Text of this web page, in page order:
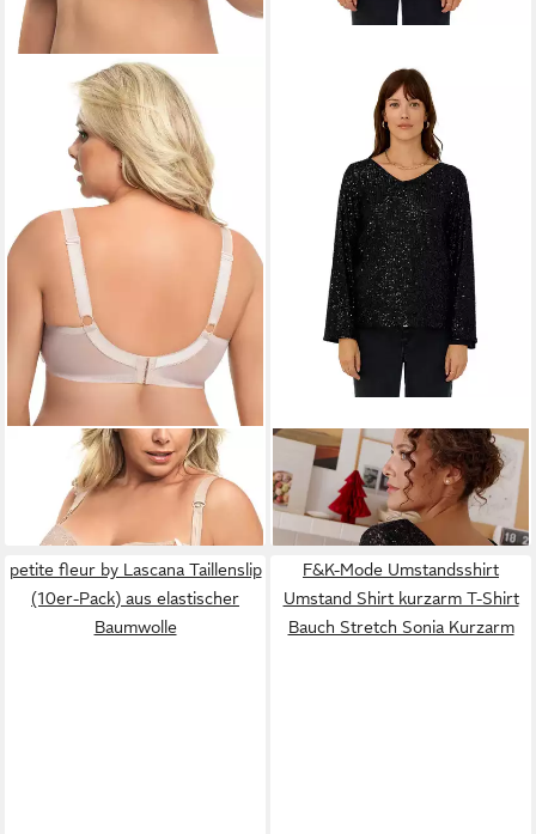
GORSENIA Still-BH MK14
Mey (1-tlg)
147,99 €
VERTBAUDET
Umstandsbluse
40,99 €
petite fleur by Lascana Taillenslip
(10er-Pack) aus elastischer
Baumwolle
F&K-Mode Umstandsshirt
Umstand Shirt kurzarm T-Shirt
Bauch Stretch Sonia Kurzarm